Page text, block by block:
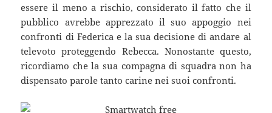
essere il meno a rischio, considerato il fatto che il
pubblico avrebbe apprezzato il suo appoggio nei
confronti di Federica e la sua decisione di andare al
televoto proteggendo Rebecca. Nonostante questo,
ricordiamo che la sua compagna di squadra non ha
dispensato parole tanto carine nei suoi confronti.